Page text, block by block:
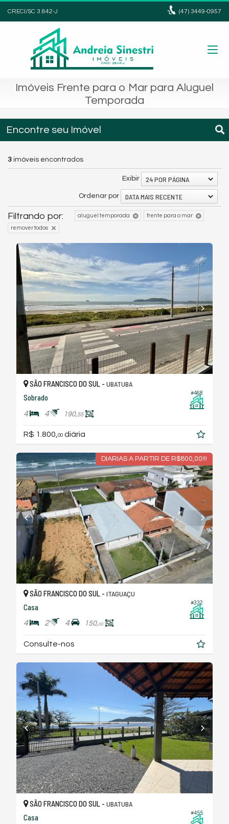
CRECI/SC 3.842-J (47)3449-0957
Imóveis Frente para o Mar para Aluguel
Temporada
Encontre seu Imóvel
3 imóveis encontrados
Exibir 24 POR PÁGINA
Ordenar por DATA MAIS RECENTE
Filtrando por: aluguel temporada frente para o mar
remover todos
#468
SÃO FRANCISCO DO SUL - UBATUBA
Sobrado
4 4 190,55
R$ 1.800, 00 diária
DIARIAS A PARTIR DE R$800,00!!!
#332
SÃO FRANCISCO DO SUL - ITAGUAÇU
Casa
4 2 4 150,00
Consulte-nos
#455
SÃO FRANCISCO DO SUL - UBATUBA
Casa